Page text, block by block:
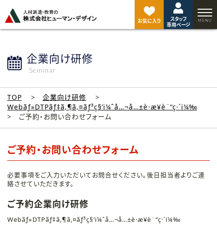
お気に入り
スタッフ
専用ページ
企業向け研修
Seminar
TOP
企業向け研修
Webãƒ»DTPãƒ‡ã‚¶ã‚¤ãƒ³ç§‘ï¼ˆå…¬å…±è·æ¥­è¨“ç·´ï¼‰
ご予約・お問い合わせフォーム
ご予約・お問い合わせフォーム
必要事項をご入力いただいてお問合せください。後日担当者よりご連
絡させていただきます。
ご予約企業向け研修
Webãƒ»DTPãƒ‡ã‚¶ã‚¤ãƒ³ç§‘ï¼ˆå…¬å…±è·æ¥­è¨“ç·´ï¼‰
ジ
ト